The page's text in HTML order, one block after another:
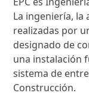
La ingeniería, la
realizadas por
designado de
una instalación
sistema de
Construcción.